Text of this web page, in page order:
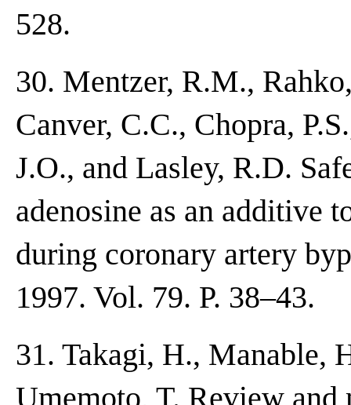
528.
30. Mentzer, R.M.,
Canver, C.C., Chopra,
J.O., and Lasley, R.D.
adenosine as an additive
during coronary artery
1997. Vol. 79. P. 38–43.
31. Takagi, H., Manable,
Umemoto, T. Review and